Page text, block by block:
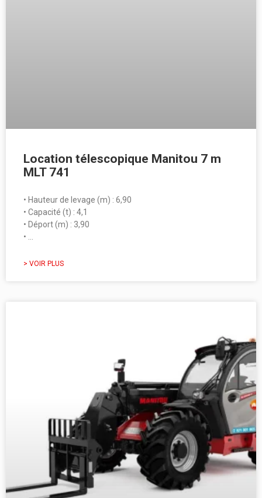
Location télescopique Manitou 7 m
MLT 741
• Hauteur de levage (m) : 6,90
• Capacité (t) : 4,1
• Déport (m) : 3,90
• …
> VOIR PLUS